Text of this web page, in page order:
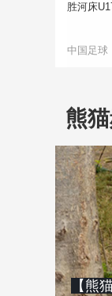
胜河床
中国足球
熊
【熊